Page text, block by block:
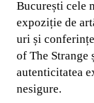
București cele
expoziție de
uri și
of The Strange
autenticitatea
nesigure.